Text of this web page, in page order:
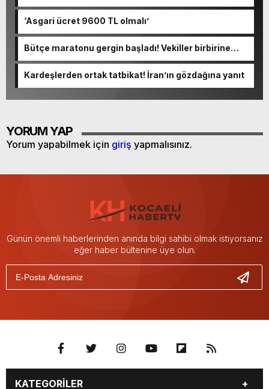
‘Asgari ücret 9600 TL olmalı’
Bütçe maratonu gergin başladı! Vekiller birbirine
girdi
Kardeşlerden ortak tatbikat! İran’ın gözdağına yanıt
YORUM YAP
Yorum yapabilmek için giriş yapmalısınız.
Günün önemli haberlerinden anında bilgi sahibi olmak istiyorsanız
eğer haber bültenine üye olun.
KATEGORİLER